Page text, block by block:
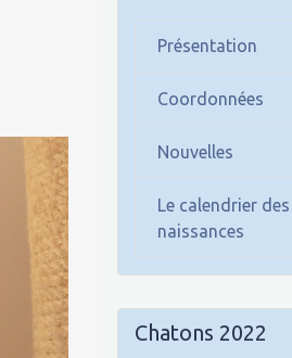
Présentation
Coordonnées
Nouvelles
Le calendrier des
naissances
Chatons 2022